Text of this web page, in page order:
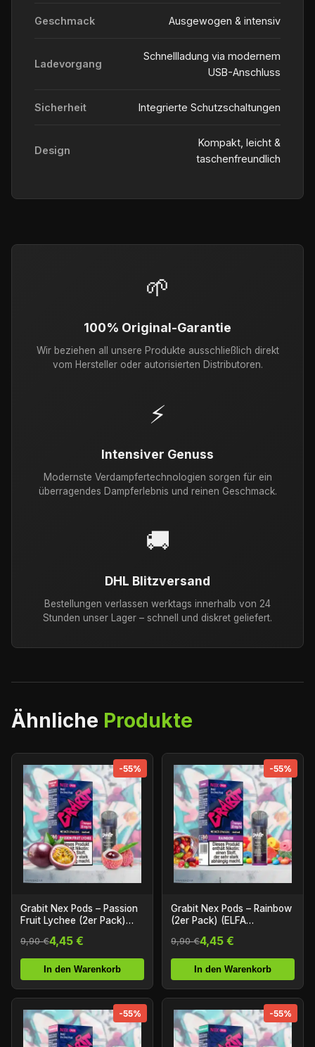
Geschmack Ausgewogen & intensiv
Ladevorgang
Schnellladung via modernem
USB-Anschluss
Sicherheit Integrierte Schutzschaltungen
Design
Kompakt, leicht &
taschenfreundlich
🌱
100% Original-Garantie
Wir beziehen all unsere Produkte ausschließlich direkt
vom Hersteller oder autorisierten Distributoren.
⚡
Intensiver Genuss
Modernste Verdampfertechnologien sorgen für ein
überragendes Dampferlebnis und reinen Geschmack.
🚚
DHL Blitzversand
Bestellungen verlassen werktags innerhalb von 24
Stunden unser Lager – schnell und diskret geliefert.
Ähnliche Produkte
-55%
Grabit Nex Pods – Passion
Fruit Lychee (2er Pack)
9,90 €4,45 €
In den Warenkorb
-55%
Grabit Nex Pods – Rainbow
(2er Pack) (ELFA
9,90 €4,45 €
In den Warenkorb
-55% -55%